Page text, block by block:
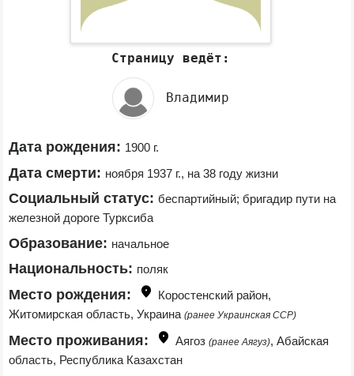
Страницу ведёт:
Владимир
Дата рождения: 1900 г.
Дата смерти: ноября 1937 г., на 38 году жизни
Социальный статус: беспартийный; бригадир пути на
железной дороге Турксиба
Образование: начальное
Национальность: поляк
Место рождения:
Коростенский район,
Житомирская область, Украина (ранее Украинская ССР)
Место проживания: Аягоз (ранее Аягуз), Абайская
область, Республика Казахстан